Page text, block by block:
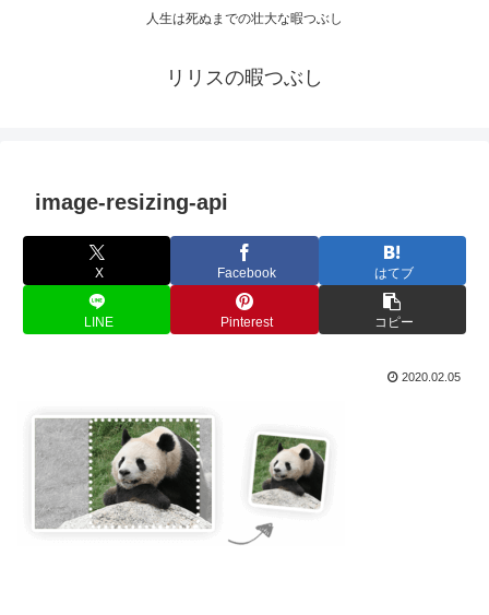
人生は死ぬまでの壮大な暇つぶし
リリスの暇つぶし
image-resizing-api
X Facebook はてブ
LINE Pinterest コピー
2020.02.05